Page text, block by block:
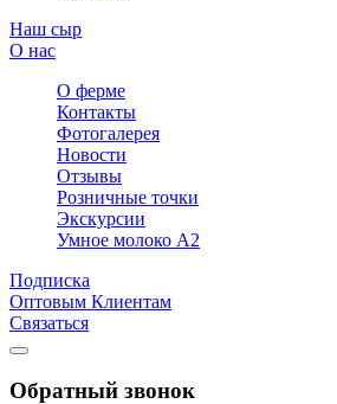
Наш сыр
О нас
О ферме
Контакты
Фотогалерея
Новости
Отзывы
Розничные точки
Экскурсии
Умное молоко А2
Подписка
Оптовым Клиентам
Связаться
Обратный звонок